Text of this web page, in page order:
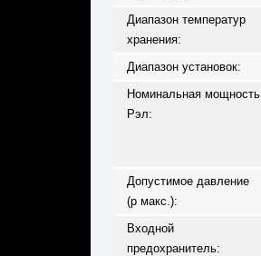
Диапазон температур
хранения:
Диапазон установок:
Номинальная мощность
Pэл:
Допустимое давление
(p макс.):
Входной
предохранитель: